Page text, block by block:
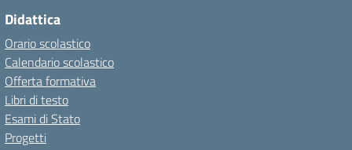
Didattica
Orario scolastico
Calendario scolastico
Offerta formativa
Libri di testo
Esami di Stato
Progetti